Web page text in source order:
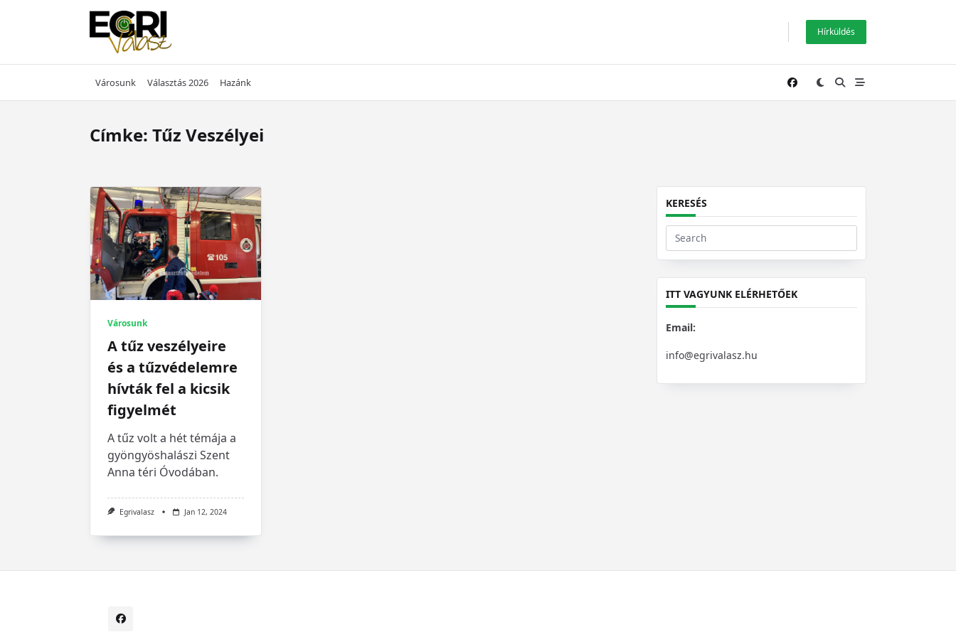
Hírküldés
Városunk Választás 2026 Hazánk
Címke: Tűz Veszélyei
Városunk
A tűz veszélyeire
és a tűzvédelemre
hívták fel a kicsik
figyelmét
A tűz volt a hét témája a
gyöngyöshalászi Szent
Anna téri Óvodában.
Egrivalasz Jan 12, 2024
KERESÉS
Search
for:
ITT VAGYUNK ELÉRHETŐEK
Email:
info@egrivalasz.hu